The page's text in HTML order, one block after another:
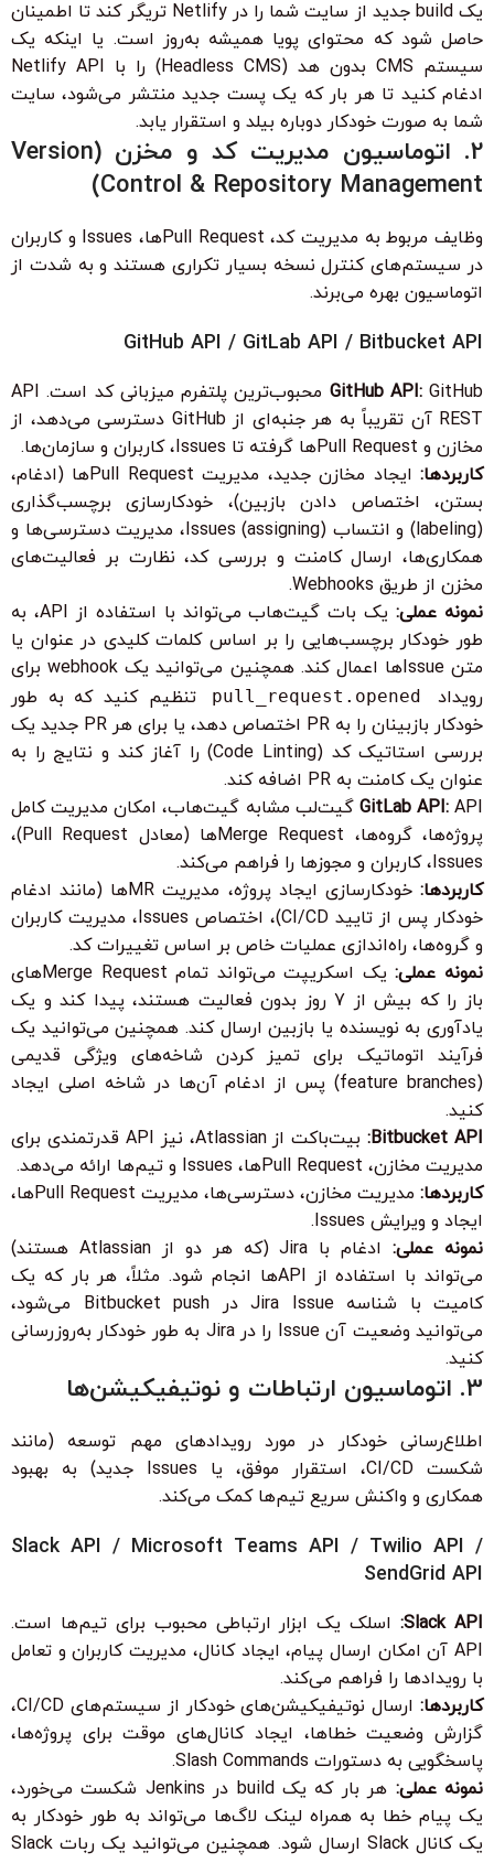
یک build جدید از سایت شما را در Netlify تریگر کند تا اطمینان
حاصل شود که محتوای پویا همیشه به‌روز است. یا اینکه یک
سیستم CMS بدون هد (Headless CMS) را با Netlify API
ادغام کنید تا هر بار که یک پست جدید منتشر می‌شود، سایت
شما به صورت خودکار دوباره بیلد و استقرار یابد.
2. اتوماسیون مدیریت کد و مخزن (Version
Control & Repository Management)
وظایف مربوط به مدیریت کد، Pull Requestها، Issues و کاربران
در سیستم‌های کنترل نسخه بسیار تکراری هستند و به شدت از
اتوماسیون بهره می‌برند.
GitHub API / GitLab API / Bitbucket API
GitHub API:
GitHub محبوب‌ترین پلتفرم میزبانی کد است. API
REST آن تقریباً به هر جنبه‌ای از GitHub دسترسی می‌دهد، از
مخازن و Pull Requestها گرفته تا Issues، کاربران و سازمان‌ها.
کاربردها:
ایجاد مخازن جدید، مدیریت Pull Requestها (ادغام،
بستن، اختصاص دادن بازبین)، خودکارسازی برچسب‌گذاری
(labeling) و انتساب (assigning) Issues، مدیریت دسترسی‌ها و
همکاری‌ها، ارسال کامنت و بررسی کد، نظارت بر فعالیت‌های
مخزن از طریق Webhooks.
نمونه عملی:
یک بات گیت‌هاب می‌تواند با استفاده از API، به
طور خودکار برچسب‌هایی را بر اساس کلمات کلیدی در عنوان یا
متن Issueها اعمال کند. همچنین می‌توانید یک webhook برای
رویداد
pull_request.opened
تنظیم کنید که به طور
خودکار بازبینان را به PR اختصاص دهد، یا برای هر PR جدید یک
بررسی استاتیک کد (Code Linting) را آغاز کند و نتایج را به
عنوان یک کامنت به PR اضافه کند.
GitLab API: API گیت‌لب مشابه گیت‌هاب، امکان مدیریت کامل
پروژه‌ها، گروه‌ها، Merge Requestها (معادل Pull Request)،
Issues، کاربران و مجوزها را فراهم می‌کند.
کاربردها:
خودکارسازی ایجاد پروژه، مدیریت MRها (مانند ادغام
خودکار پس از تایید CI/CD)، اختصاص Issues، مدیریت کاربران
و گروه‌ها، راه‌اندازی عملیات خاص بر اساس تغییرات کد.
نمونه عملی:
یک اسکریپت می‌تواند تمام Merge Requestهای
باز را که بیش از 7 روز بدون فعالیت هستند، پیدا کند و یک
یادآوری به نویسنده یا بازبین ارسال کند. همچنین می‌توانید یک
فرآیند اتوماتیک برای تمیز کردن شاخه‌های ویژگی قدیمی
(feature branches) پس از ادغام آن‌ها در شاخه اصلی ایجاد
کنید.
Bitbucket API:
بیت‌باکت از Atlassian، نیز API قدرتمندی برای
مدیریت مخازن، Pull Requestها، Issues و تیم‌ها ارائه می‌دهد.
کاربردها:
مدیریت مخازن، دسترسی‌ها، مدیریت Pull Requestها،
ایجاد و ویرایش Issues.
نمونه عملی:
ادغام با Jira (که هر دو از Atlassian هستند)
می‌تواند با استفاده از APIها انجام شود. مثلاً، هر بار که یک
کامیت با شناسه Jira Issue در Bitbucket push می‌شود،
می‌توانید وضعیت آن Issue را در Jira به طور خودکار به‌روزرسانی
کنید.
3. اتوماسیون ارتباطات و نوتیفیکیشن‌ها
اطلاع‌رسانی خودکار در مورد رویدادهای مهم توسعه (مانند
شکست CI/CD، استقرار موفق، یا Issues جدید) به بهبود
همکاری و واکنش سریع تیم‌ها کمک می‌کند.
Slack API / Microsoft Teams API / Twilio API /
SendGrid API
Slack API:اسلک یک ابزار ارتباطی محبوب برای تیم‌ها است.
API آن امکان ارسال پیام، ایجاد کانال، مدیریت کاربران و تعامل
با رویدادها را فراهم می‌کند.
کاربردها:
ارسال نوتیفیکیشن‌های خودکار از سیستم‌های CI/CD،
گزارش وضعیت خطاها، ایجاد کانال‌های موقت برای پروژه‌ها،
پاسخگویی به دستورات Slash Commands.
نمونه عملی:
هر بار که یک build در Jenkins شکست می‌خورد،
یک پیام خطا به همراه لینک لاگ‌ها می‌تواند به طور خودکار به
یک کانال Slack ارسال شود. همچنین می‌توانید یک ربات Slack